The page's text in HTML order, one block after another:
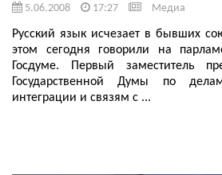
5.06.2008 17:27 Медиа
Русский язык исчезает в бывших
этом сегодня говорили на
Госдуме. Первый заместитель
Государственной Думы по
интеграции и связям с ...